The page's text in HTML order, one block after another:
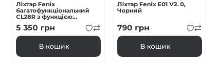
Ліхтар Fenix
багатофункціональний
CL28R з функцією
Powerbank (10 000 mAh)
5 350 грн
В кошик
Ліхтар Fenix E01 V2. 0,
Чорний
790 грн
В кошик